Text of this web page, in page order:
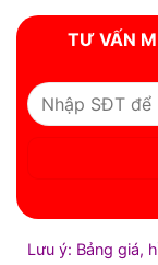
TƯ VẤN
Lưu ý: Bảng giá,